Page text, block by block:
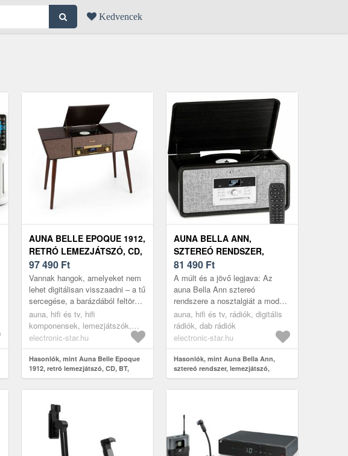
Kedvencek
AUNA BELLE EPOQUE 1912,
RETRÓ LEMEZJÁTSZÓ, CD,
BT, USB, DAB+/FM, BARNA
97 490 Ft
Vannak hangok, amelyeket nem
lehet digitálisan visszaadni – a tű
sercegése, a barázdából feltörő
meleg, élő zene. Az Auna Belle
Epoque 1912 lemezjá...
auna, hifi és tv, hifi
komponensek, lemezjátszók,
retro lemezjátszók
electronic-star.hu
Hasonlók, mint Auna Belle Epoque
1912, retró lemezjátszó, CD, BT,
USB, DAB+/FM, barna
AUNA BELLA ANN,
SZTEREÓ RENDSZER,
LEMEZJÁTSZÓ, DAB+/UKW
RÁDIÓ, USB, BLUETOOTH
81 490 Ft
A múlt és a jövő legjava: Az
auna Bella Ann sztereó
rendszere a nosztalgiát a modern
technológiával ötvözi. Számos
lejátszási lehetőséget kínál, és...
auna, hifi és tv, rádiók, digitális
rádiók, dab rádiók
electronic-star.hu
Hasonlók, mint Auna Bella Ann,
sztereó rendszer, lemezjátszó,
DAB+/UKW rádió, USB, bluetooth